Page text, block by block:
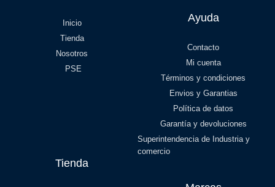
Inicio
Tienda
Nosotros
PSE
Ayuda
Contacto
Mi cuenta
Términos y condiciones
Envios y Garantias
Política de datos
Garantía y devoluciones
Superintendencia de Industria y
comercio
Tienda